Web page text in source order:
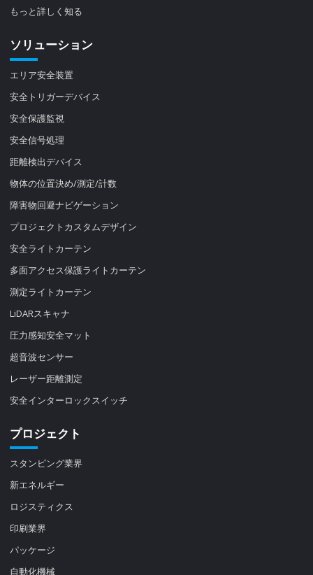
もっと詳しく知る
ソリューション
エリア安全装置
安全トリガーデバイス
安全保護監視
安全信号処理
距離検出デバイス
物体の位置決め/測定/計数
障害物回避ナビゲーション
プロジェクトカスタムデザイン
安全ライトカーテン
多面アクセス保護ライトカーテン
測定ライトカーテン
LiDARスキャナ
圧力感知安全マット
超音波センサー
レーザー距離測定
安全インターロックスイッチ
プロジェクト
スタンピング業界
新エネルギー
ロジスティクス
印刷業界
パッケージ
自動化機械